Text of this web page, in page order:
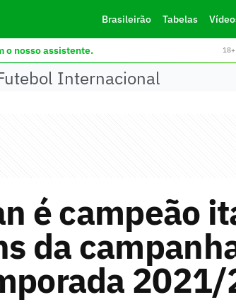
Brasileirão Tabelas
o nosso assistente.
Internacional
é campeão
da